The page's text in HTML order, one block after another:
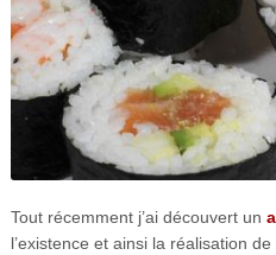
Tout récemment j’ai découvert un
l’existence et ainsi la réalisation